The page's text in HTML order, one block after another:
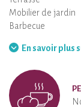
Mobilier de jardin
Barbecue
En savoir plus